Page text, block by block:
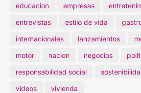
educacion
empresas
entrevistas
estilo de vida
internacionales
lanzamientos
motor
nacion negocios
responsabilidad social
videos
vivienda